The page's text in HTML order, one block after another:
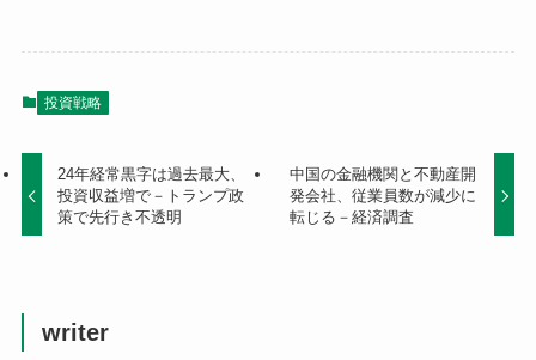
投資戦略
24年経常黒字は過去最大、
投資収益増で－トランプ政
策で先行き不透明
中国の金融機関と不動産開
発会社、従業員数が減少に
転じる－経済調査
writer